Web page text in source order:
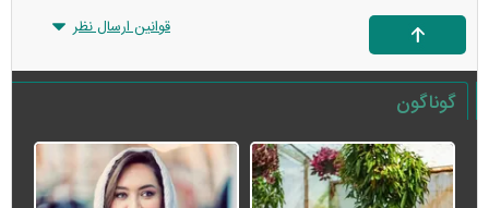
قوانین ارسال نظر
گوناگون